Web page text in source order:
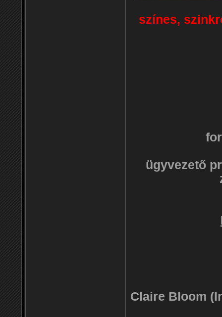
színes,
ügyvezető
Claire Bloom